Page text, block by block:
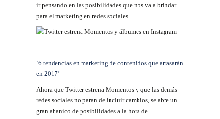
ir pensando en las posibilidades que nos va a brindar
para el marketing en redes sociales.
‘6 tendencias en marketing de contenidos que arrasarán
en 2017’
Ahora que Twitter estrena Momentos y que las demás
redes sociales no paran de incluir cambios, se abre un
gran abanico de posibilidades a la hora de